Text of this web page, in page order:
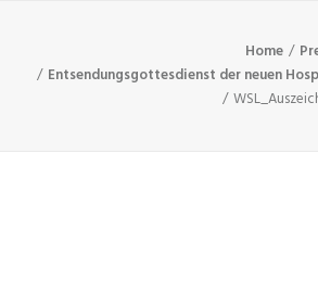
Home
Entsendungsgottesdienst der neuen